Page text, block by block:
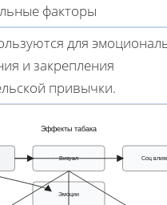
факторы
для
и закрепления
привычки.
Эффекты табака
Визуал Соц
Эмоции